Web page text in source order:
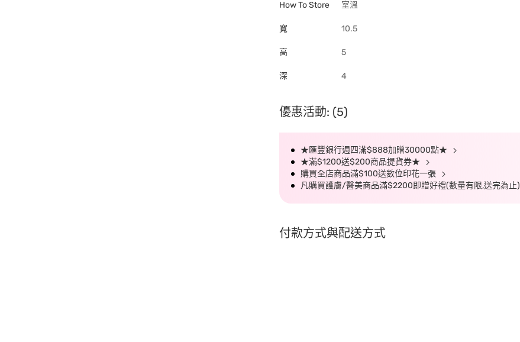
How To Store
室溫
寬 10.5
高 5
深 4
優惠活動: (5)
★匯豐銀行週四滿$888加贈30000點★
★滿$1200送$200商品提貨券★
購買全店商品滿$100送數位印花一張
凡購買護膚/醫美商品滿$2200即贈好禮(數量有限,送完為止)
付款方式與配送方式